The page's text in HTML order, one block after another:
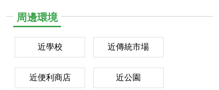
周邊環境
近學校 近傳統市場
近便利商店 近公園